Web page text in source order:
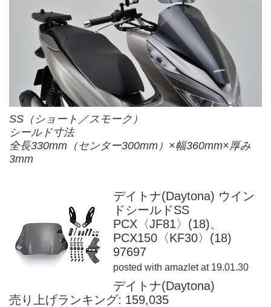
SS（ショート／スモーク）
シールド寸法
全長330mm（センター300mm）×幅360mm×厚み
3mm
デイトナ(Daytona) ウイン
ドシールドSS
PCX〈JF81〉(18)、
PCX150〈KF30〉(18)
97697
posted with amazletat 19.01.30
デイトナ(Daytona)
売り上げランキング: 159,035